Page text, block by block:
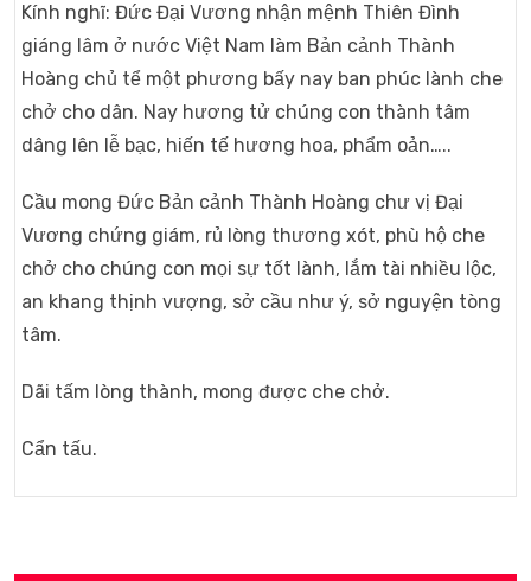
Kính nghĩ: Đức Đại Vương nhận mệnh Thiên Đình
giáng lâm ở nước Việt Nam làm Bản cảnh Thành
Hoàng chủ tể một phương bấy nay ban phúc lành che
chở cho dân. Nay hương tử chúng con thành tâm
dâng lên lễ bạc, hiến tế hương hoa, phẩm oản…..
Cầu mong Đức Bản cảnh Thành Hoàng chư vị Đại
Vương chứng giám, rủ lòng thương xót, phù hộ che
chở cho chúng con mọi sự tốt lành, lắm tài nhiều lộc,
an khang thịnh vượng, sở cầu như ý, sở nguyện tòng
tâm.
Dãi tấm lòng thành, mong được che chở.
Cẩn tấu.